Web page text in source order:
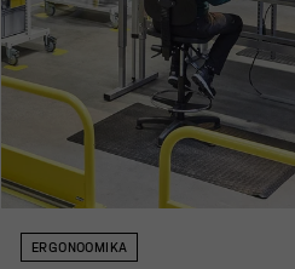
ERGONOOMIKA